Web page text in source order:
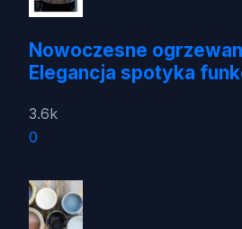
Nowoczesne
Elegancja spotyka
3.6k
0